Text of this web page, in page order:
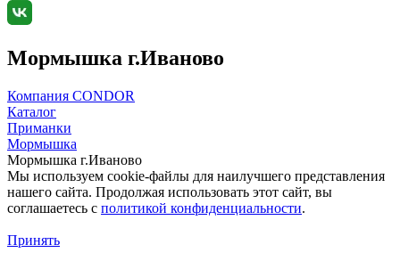
Мормышка г.Иваново
Компания CONDOR
Каталог
Приманки
Мормышка
Мормышка г.Иваново
Мы используем cookie-файлы для наилучшего представления
нашего сайта. Продолжая использовать этот сайт, вы
соглашаетесь c политикой конфиденциальности.
Принять